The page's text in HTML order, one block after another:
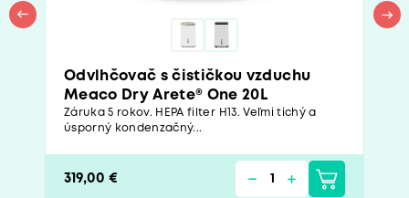
Odvlhčovač s čističkou vzduchu
Meaco Dry Arete® One 20L
Záruka 5 rokov. HEPA filter H13. Veľmi tichý a
úsporný kondenzačný...
319,00 €